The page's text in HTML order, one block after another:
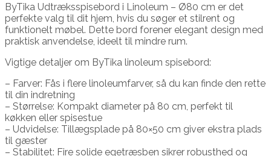
ByTika Udtræksspisebord i Linoleum – Ø80 cm er det
perfekte valg til dit hjem, hvis du søger et stilrent og
funktionelt møbel. Dette bord forener elegant design med
praktisk anvendelse, ideelt til mindre rum.
Vigtige detaljer om ByTika linoleum spisebord:
– Farver: Fås i flere linoleumfarver, så du kan finde den rette
til din indretning
– Størrelse: Kompakt diameter på 80 cm, perfekt til
køkken eller spisestue
– Udvidelse: Tillægsplade på 80×50 cm giver ekstra plads
til gæster
– Stabilitet: Fire solide egetræsben sikrer robusthed og